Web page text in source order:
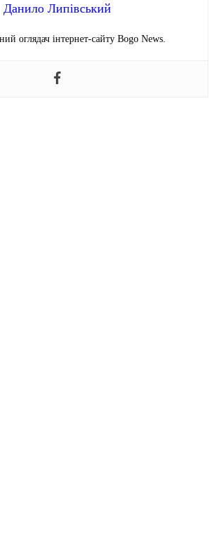
Данило Липівський
оглядач інтернет-сайту Bogo News.